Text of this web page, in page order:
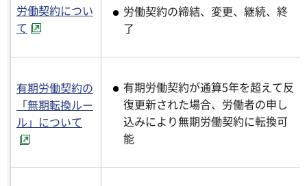
労働契約につい
て
労働契約の締結、変更、継続、終
了
有期労働契約の
「無期転換ルー
ル」について
有期労働契約が通算5年を超えて反
復更新された場合、労働者の申し
込みにより無期労働契約に転換可
能